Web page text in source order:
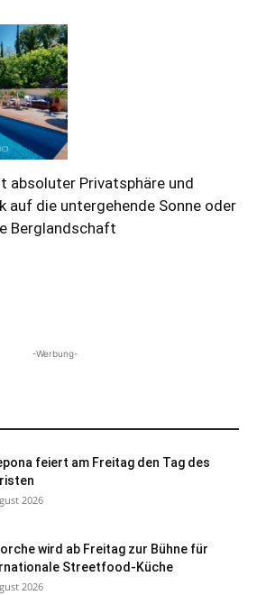
absoluter Privatsphäre und
auf die untergehende Sonne oder
Berglandschaft
-Werbung-
feiert am Freitag den Tag des
2026
wird ab Freitag zur Bühne für
Streetfood-Küche
2026